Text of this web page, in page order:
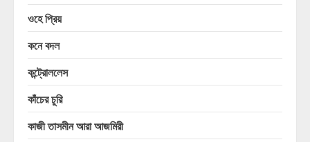
ওহে প্রিয়
কনে বদল
কন্ট্রোললেস
কাঁচের চুরি
কাজী তাসমীন আরা আজমিরী